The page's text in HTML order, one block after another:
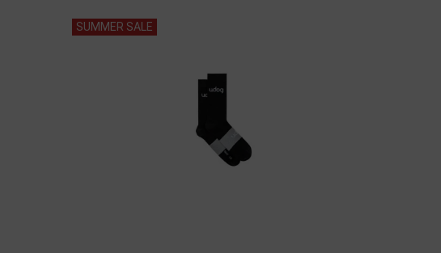
SUMMER SALE